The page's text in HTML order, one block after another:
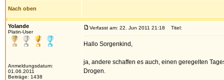
Nach oben
Yolande
Platin-User
Anmeldungsdatum:
01.06.2011
Beiträge: 1438
Verfasst am: 22. Jun 2011 21:18 Titel:
Hallo Sorgenkind,
ja, andere schaffen es auch, einen geregelten
Drogen.